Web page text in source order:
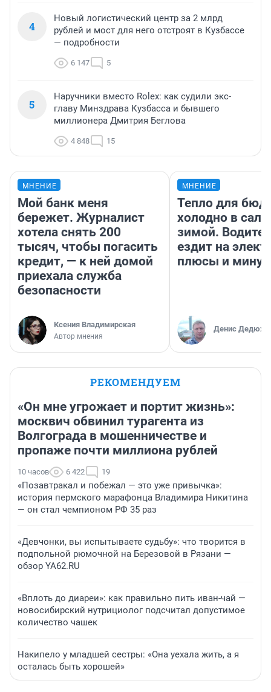
4
Новый логистический центр за 2 млрд
рублей и мост для него отстроят в Кузбассе
— подробности
6 147 5
5
Наручники вместо Rolex: как судили экс-
главу Минздрава Кузбасса и бывшего
миллионера Дмитрия Беглова
4 848 15
МНЕНИЕ
Мой банк меня
бережет. Журналист
хотела снять 200
тысяч, чтобы погасить
кредит, — к ней домой
приехала служба
безопасности
Ксения Владимирская
Автор мнения
МНЕНИЕ
Тепло для
холодно в
зимой.
ездит на
плюсы и
Денис
РЕКОМЕНДУЕМ
«Он мне угрожает и портит жизнь»:
москвич обвинил турагента из
Волгограда в мошенничестве и
пропаже почти миллиона рублей
10 часов 6 422 19
«Позавтракал и побежал — это уже привычка»:
история пермского марафонца Владимира Никитина
— он стал чемпионом РФ 35 раз
«Девчонки, вы испытываете судьбу»: что творится в
подпольной рюмочной на Березовой в Рязани —
обзор YA62.RU
«Вплоть до диареи»: как правильно пить иван-чай —
новосибирский нутрициолог подсчитал допустимое
количество чашек
Накипело у младшей сестры: «Она уехала жить, а я
осталась быть хорошей»